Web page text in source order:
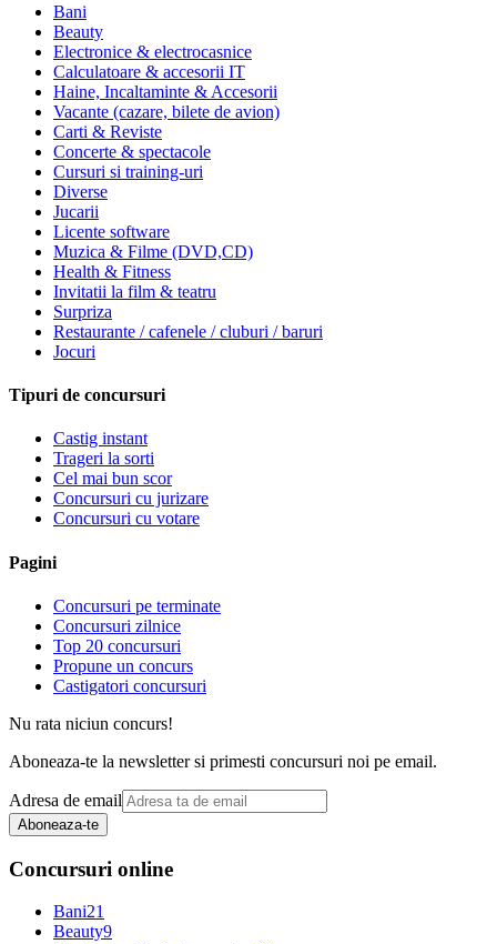
Bani
Beauty
Electronice & electrocasnice
Calculatoare & accesorii IT
Haine, Incaltaminte & Accesorii
Vacante (cazare, bilete de avion)
Carti & Reviste
Concerte & spectacole
Cursuri si training-uri
Diverse
Jucarii
Licente software
Muzica & Filme (DVD,CD)
Health & Fitness
Invitatii la film & teatru
Surpriza
Restaurante / cafenele / cluburi / baruri
Jocuri
Tipuri de concursuri
Castig instant
Trageri la sorti
Cel mai bun scor
Concursuri cu jurizare
Concursuri cu votare
Pagini
Concursuri pe terminate
Concursuri zilnice
Top 20 concursuri
Propune un concurs
Castigatori concursuri
Nu rata niciun concurs!
Aboneaza-te la newsletter si primesti concursuri noi pe email.
Adresa de email
Aboneaza-te
Concursuri online
Bani21
Beauty9